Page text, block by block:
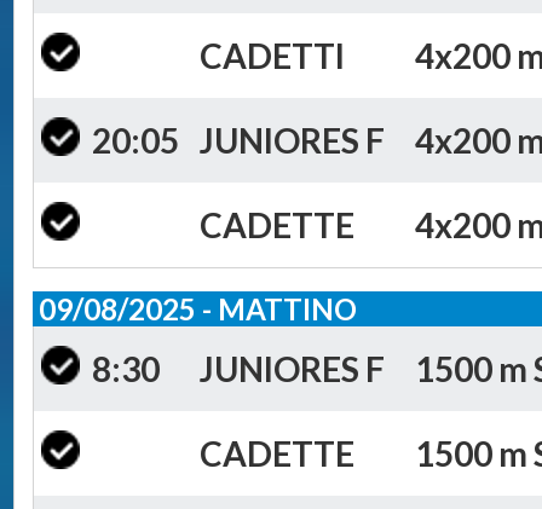
CADETTI 4x200
20:05 JUNIORES F 4x200
CADETTE 4x200
09/08/2025 - MATTINO
8:30 JUNIORES F 1500 m
CADETTE 1500 m